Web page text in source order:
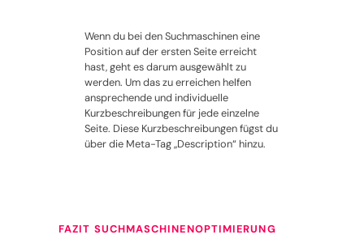
Wenn du bei den Suchmaschinen eine
Position auf der ersten Seite erreicht
hast, geht es darum ausgewählt zu
werden. Um das zu erreichen helfen
ansprechende und individuelle
Kurzbeschreibungen für jede einzelne
Seite. Diese Kurzbeschreibungen fügst du
über die Meta-Tag „Description“ hinzu.
FAZIT SUCHMASCHINENOPTIMIERUNG